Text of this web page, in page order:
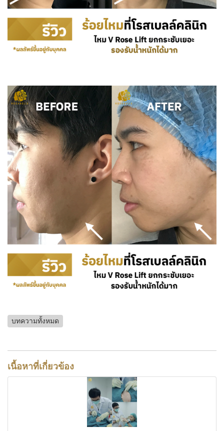
บทความทั้งหมด
เนื้อหาที่เกี่ยวข้อง